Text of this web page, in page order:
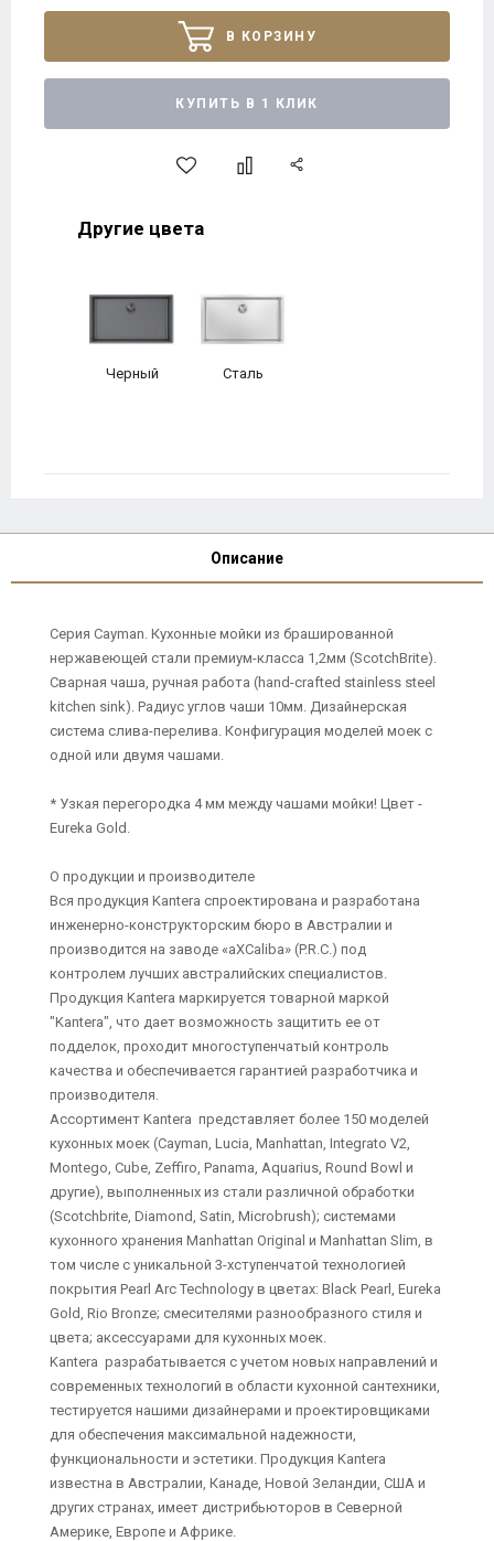
В КОРЗИНУ
КУПИТЬ В 1 КЛИК
Другие цвета
Черный Сталь
Описание
Серия Cayman. Кухонные мойки из брашированной
нержавеющей стали премиум-класса 1,2мм (ScotchBrite).
Сварная чаша, ручная работа (hand-crafted stainless steel
kitchen sink). Радиус углов чаши 10мм. Дизайнерская
система слива-перелива. Конфигурация моделей моек с
одной или двумя чашами.
* Узкая перегородка 4 мм между чашами мойки! Цвет -
Eureka Gold.
О продукции и производителе
Вся продукция Kantera спроектирована и разработана
инженерно-конструкторским бюро в Австралии и
производится на заводе «aXCaliba» (P.R.C.) под
контролем лучших австралийских специалистов.
Продукция Kantera маркируется товарной маркой
"Kantera", что дает возможность защитить ее от
подделок, проходит многоступенчатый контроль
качества и обеспечивается гарантией разработчика и
производителя.
Ассортимент Kantera представляет более 150 моделей
кухонных моек (Cayman, Lucia, Manhattan, Integrato V2,
Montego, Cube, Zeffiro, Panama, Aquarius, Round Bowl и
другие), выполненных из стали различной обработки
(Scotchbrite, Diamond, Satin, Microbrush); системами
кухонного хранения Manhattan Original и Manhattan Slim, в
том числе с уникальной 3-хступенчатой технологией
покрытия Pearl Arc Technology в цветах: Black Pearl, Eureka
Gold, Rio Bronze; смесителями разнообразного стиля и
цвета; аксессуарами для кухонных моек.
Kantera разрабатывается с учетом новых направлений и
современных технологий в области кухонной сантехники,
тестируется нашими дизайнерами и проектировщиками
для обеспечения максимальной надежности,
функциональности и эстетики. Продукция Kantera
известна в Австралии, Канаде, Новой Зеландии, США и
других странах, имеет дистрибьюторов в Северной
Америке, Европе и Африке.